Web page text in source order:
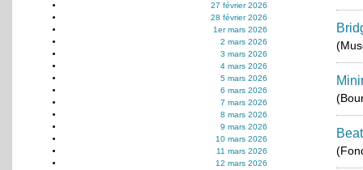
27 février 2026
28 février 2026
1er mars 2026
2 mars 2026
3 mars 2026
4 mars 2026
5 mars 2026
6 mars 2026
7 mars 2026
8 mars 2026
9 mars 2026
10 mars 2026
11 mars 2026
12 mars 2026